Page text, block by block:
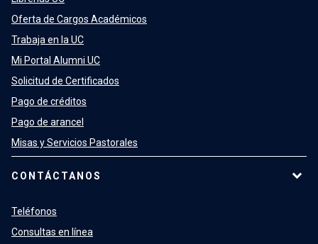
Oferta de Cargos Académicos
Trabaja en la UC
Mi Portal Alumni UC
Solicitud de Certificados
Pago de créditos
Pago de arancel
Misas y Servicios Pastorales
CONTÁCTANOS
Teléfonos
Consultas en línea